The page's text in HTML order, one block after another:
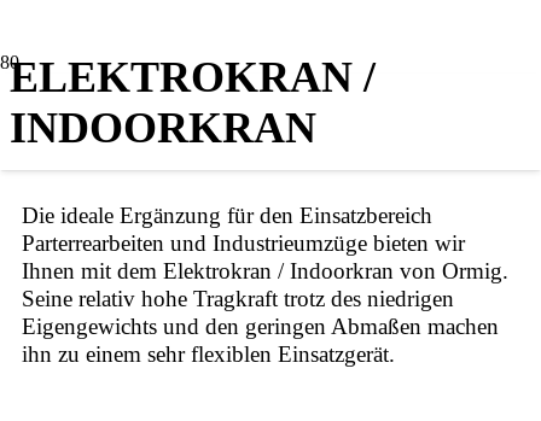
ELEKTROKRAN /
INDOORKRAN
Die ideale Ergänzung für den Einsatzbereich
Parterrearbeiten und Industrieumzüge bieten wir
Ihnen mit dem Elektrokran / Indoorkran von Ormig.
Seine relativ hohe Tragkraft trotz des niedrigen
Eigengewichts und den geringen Abmaßen machen
ihn zu einem sehr flexiblen Einsatzgerät.